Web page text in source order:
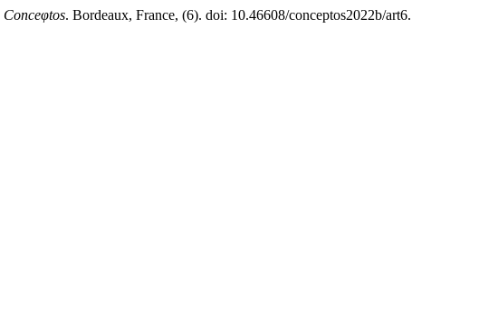
Conceφtos. Bordeaux, France, (6). doi: 10.46608/conceptos2022b/art6.